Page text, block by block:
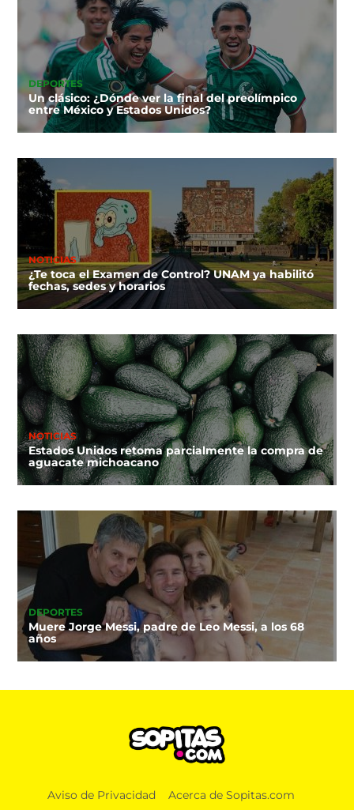
DEPORTES
Un clásico: ¿Dónde ver la final del preolímpico
entre México y Estados Unidos?
NOTICIAS
¿Te toca el Examen de Control? UNAM ya habilitó
fechas, sedes y horarios
NOTICIAS
Estados Unidos retoma parcialmente la compra de
aguacate michoacano
DEPORTES
Muere Jorge Messi, padre de Leo Messi, a los 68
años
Aviso de Privacidad Acerca de Sopitas.com